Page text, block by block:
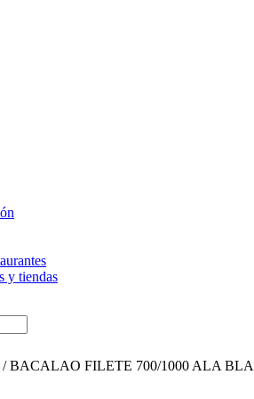
y tiendas
/ BACALAO FILETE 700/1000 ALA